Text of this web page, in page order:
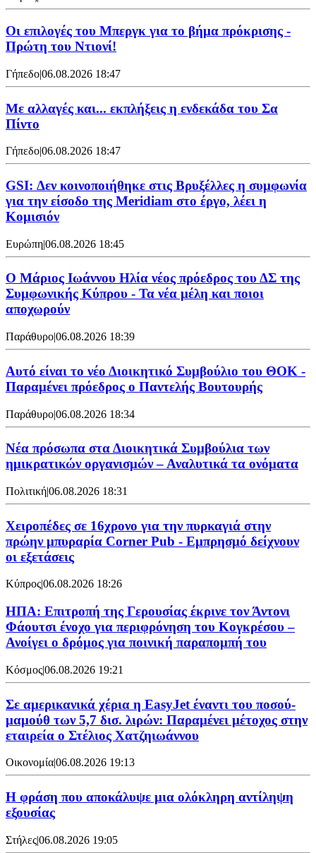
Οι επιλογές του Μπεργκ για το βήμα πρόκρισης -
Πρώτη του Ντιονί!
Γήπεδο|06.08.2026 18:47
Με αλλαγές και... εκπλήξεις η ενδεκάδα του Σα
Πίντο
Γήπεδο|06.08.2026 18:47
GSI: Δεν κοινοποιήθηκε στις Βρυξέλλες η συμφωνία
για την είσοδο της Meridiam στο έργο, λέει η
Κομισιόν
Ευρώπη|06.08.2026 18:45
Ο Μάριος Ιωάννου Ηλία νέος πρόεδρος του ΔΣ της
Συμφωνικής Κύπρου - Τα νέα μέλη και ποιοι
αποχωρούν
Παράθυρο|06.08.2026 18:39
Αυτό είναι το νέο Διοικητικό Συμβούλιο του ΘΟΚ -
Παραμένει πρόεδρος ο Παντελής Βουτουρής
Παράθυρο|06.08.2026 18:34
Νέα πρόσωπα στα Διοικητικά Συμβούλια των
ημικρατικών οργανισμών – Αναλυτικά τα ονόματα
Πολιτική|06.08.2026 18:31
Χειροπέδες σε 16χρονο για την πυρκαγιά στην
πρώην μπυραρία Corner Pub - Εμπρησμό δείχνουν
οι εξετάσεις
Κύπρος|06.08.2026 18:26
ΗΠΑ: Επιτροπή της Γερουσίας έκρινε τον Άντονι
Φάουτσι ένοχο για περιφρόνηση του Κογκρέσου –
Ανοίγει ο δρόμος για ποινική παραπομπή του
Κόσμος|06.08.2026 19:21
Σε αμερικανικά χέρια η EasyJet έναντι του ποσού-
μαμούθ των 5,7 δισ. λιρών: Παραμένει μέτοχος στην
εταιρεία ο Στέλιος Χατζηιωάννου
Οικονομία|06.08.2026 19:13
Η φράση που αποκάλυψε μια ολόκληρη αντίληψη
εξουσίας
Στήλες|06.08.2026 19:05